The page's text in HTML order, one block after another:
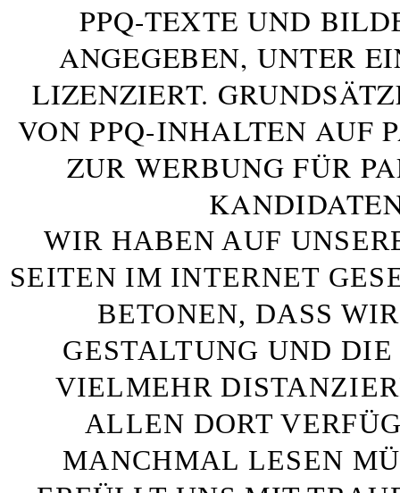
PPQ-TEXTE UND
ANGEGEBEN, UNTER
LIZENZIERT.
VON PPQ-INHALTEN AUF
ZUR WERBUNG FÜR
WIR HABEN AUF
SEITEN IM INTERNET
BETONEN, DASS
GESTALTUNG UND
VIELMEHR
ALLEN DORT
MANCHMAL LESEN